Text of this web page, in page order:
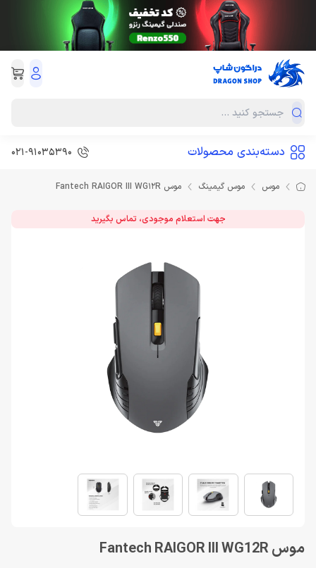
دسته‌بندی محصولات 021-91035390
موس موس گیمینگ موس Fantech RAIGOR III WG12R
جهت استعلام موجودی، تماس بگیرید
موس Fantech RAIGOR III WG12R